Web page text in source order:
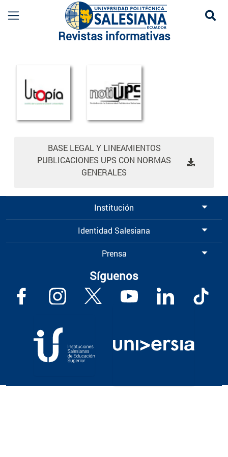
Revistas Informativas UPS | Publicaciones
Revistas informativas
BASE LEGAL Y LINEAMIENTOS
PUBLICACIONES UPS CON NORMAS
GENERALES
Institución
Identidad Salesiana
Prensa
Síguenos